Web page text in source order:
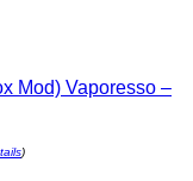
Mod) Vaporesso –
)